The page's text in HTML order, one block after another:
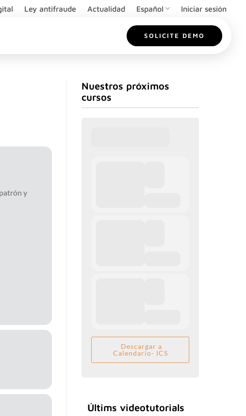
Ley antifraude Actualidad Español Iniciar sesión
SOLICITE DEMO
y
Nuestros próximos
cursos
Descargar a
Calendario- ICS
Últims videotutorials